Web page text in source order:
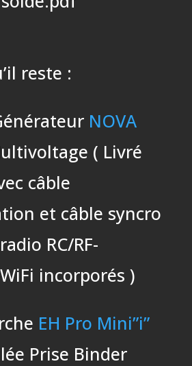
reste :
NOVA
( Livré
câble
et câble syncro
RC/RF-
incorporés )
EH Pro Mini”i”
Prise Binder